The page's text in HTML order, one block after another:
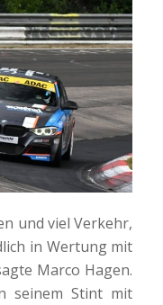
und viel Verkehr,
in Wertung mit
Marco Hagen.
seinem Stint mit